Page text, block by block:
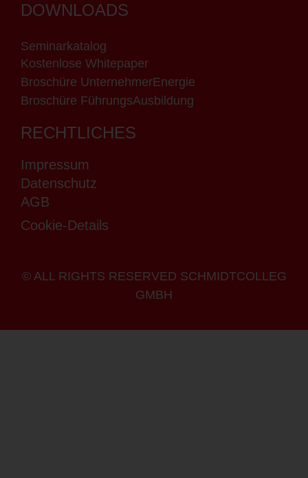
DOWNLOADS
Seminarkatalog
Kostenlose Whitepaper
Broschüre UnternehmerEnergie
Broschüre FührungsAusbildung
RECHTLICHES
Impressum
Datenschutz
AGB
Cookie-Details
© ALL RIGHTS RESERVED SCHMIDTCOLLEG
GMBH